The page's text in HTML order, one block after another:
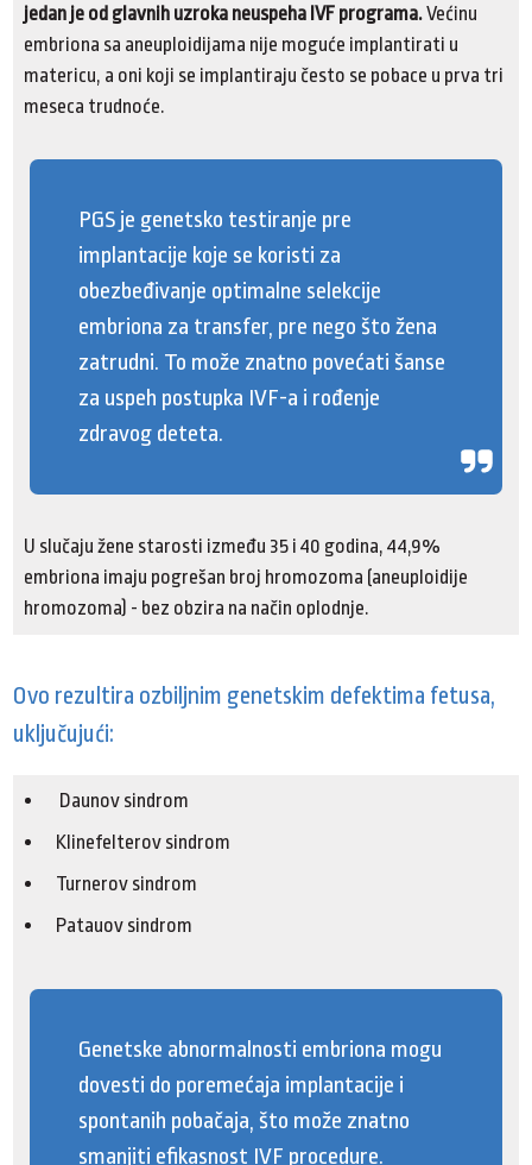
jedan je od glavnih uzroka neuspeha IVF programa.Većinu
embriona sa aneuploidijama nije moguće implantirati u
matericu, a oni koji se implantiraju često se pobace u prva tri
meseca trudnoće.
PGS je genetsko testiranje pre
implantacije koje se koristi za
obezbeđivanje optimalne selekcije
embriona za transfer, pre nego što žena
zatrudni. To može znatno povećati šanse
za uspeh postupka IVF-a i rođenje
zdravog deteta.
U slučaju žene starosti između 35 i 40 godina, 44,9%
embriona imaju pogrešan broj hromozoma (aneuploidije
hromozoma) - bez obzira na način oplodnje.
Ovo rezultira ozbiljnim genetskim defektima fetusa,
uključujući:
Daunov sindrom
Klinefelterov sindrom
Turnerov sindrom
Patauov sindrom
Genetske abnormalnosti embriona mogu
dovesti do poremećaja implantacije i
spontanih pobačaja, što može znatno
smanjiti efikasnost IVF procedure.